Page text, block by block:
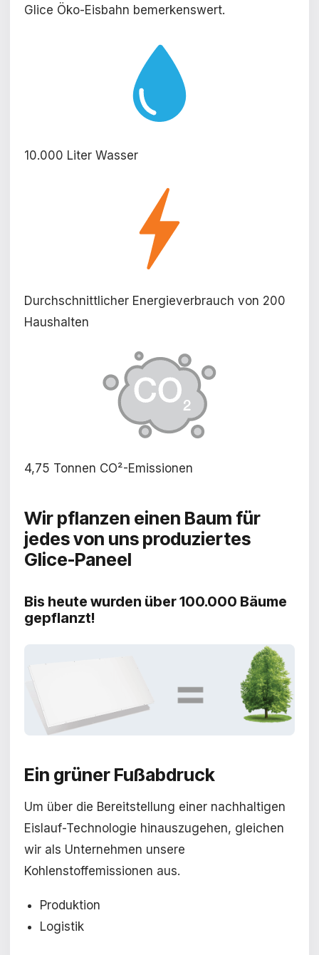
Glice Öko-Eisbahn bemerkenswert.
10.000 Liter Wasser
Durchschnittlicher Energieverbrauch von 200
Haushalten
4,75 Tonnen CO²-Emissionen
Wir pflanzen einen Baum für
jedes von uns produziertes
Glice-Paneel
Bis heute wurden über 100.000 Bäume
gepflanzt!
Ein grüner Fußabdruck
Um über die Bereitstellung einer nachhaltigen
Eislauf-Technologie hinauszugehen, gleichen
wir als Unternehmen unsere
Kohlenstoffemissionen aus.
Produktion
Logistik